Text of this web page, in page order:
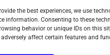
the best experiences, we use
information. Consenting to these
behavior or unique IDs on this
affect certain features and